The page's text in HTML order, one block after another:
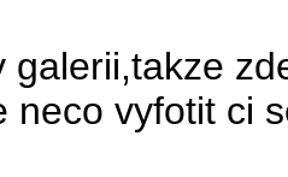
galerii,takze
neco vyfotit ci